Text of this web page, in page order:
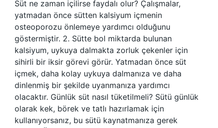
Süt ne zaman içilirse faydalı olur? Çalışmalar,
yatmadan önce sütten kalsiyum içmenin
osteoporozu önlemeye yardımcı olduğunu
göstermiştir. 2. Sütte bol miktarda bulunan
kalsiyum, uykuya dalmakta zorluk çekenler için
sihirli bir iksir görevi görür. Yatmadan önce süt
içmek, daha kolay uykuya dalmanıza ve daha
dinlenmiş bir şekilde uyanmanıza yardımcı
olacaktır. Günlük süt nasıl tüketilmeli? Sütü günlük
olarak kek, börek ve tatlı hazırlamak için
kullanıyorsanız, bu sütü kaynatmanıza gerek